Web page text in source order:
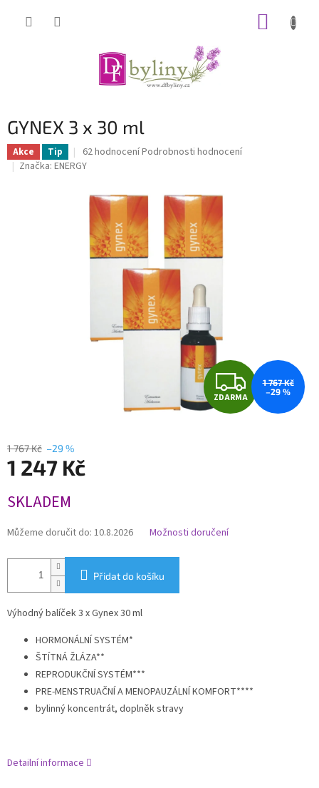
GYNEX 3 x 30 ml
Akce Tip
Průměrné
hodnocení
hvězdiček.
62 hodnoceníPodrobnosti hodnocení
Značka: ENERGY
Z
D
ZDARMA
1 767 Kč
–29 %
1 767 Kč –29 %
1 247 Kč
cena:
SKLADEM
Můžeme doručit do: 10.8.2026 Možnosti doručení
Přidat do košíku
Výhodný balíček 3 x Gynex 30 ml
HORMONÁLNÍ SYSTÉM*
ŠTÍTNÁ ŽLÁZA**
REPRODUKČNÍ SYSTÉM***
PRE-MENSTRUAČNÍ A MENOPAUZÁLNÍ KOMFORT****
bylinný koncentrát, doplněk stravy
Detailní informace